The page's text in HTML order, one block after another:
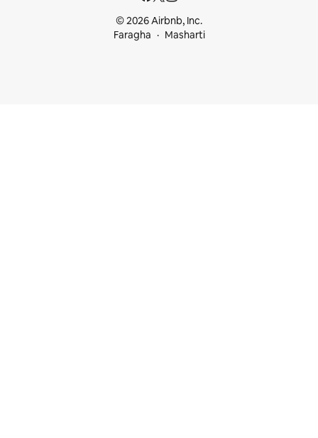
© 2026 Airbnb, Inc.
Faragha
Masharti